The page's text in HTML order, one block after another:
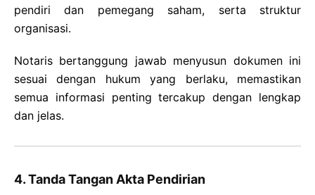
pendiri dan pemegang saham, serta struktur
organisasi.
Notaris bertanggung jawab menyusun dokumen ini
sesuai dengan hukum yang berlaku, memastikan
semua informasi penting tercakup dengan lengkap
dan jelas.
4. Tanda Tangan Akta Pendirian